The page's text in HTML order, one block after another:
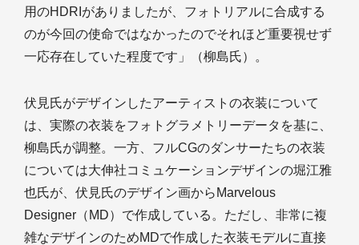
用のHDRIがありましたが、フォトリアルに合成する
のが今回の使命ではなかったのでそれほど重要視せず
一応存在していた程度です」（柳島氏）。
伏見氏がデザインしたアーティストの衣装について
は、実際の衣装をフォトグラメトリーデータを基に、
柳島氏が調整。一方、フルCGのダンサーたちの衣装
については大伸社コミュケーションデザインの堀江雅
也氏が、伏見氏のデザイン画からMarvelous
Designer（MD）で作成している。ただし、非常に複
雑なデザインのためMDで作成した衣装モデルに直接